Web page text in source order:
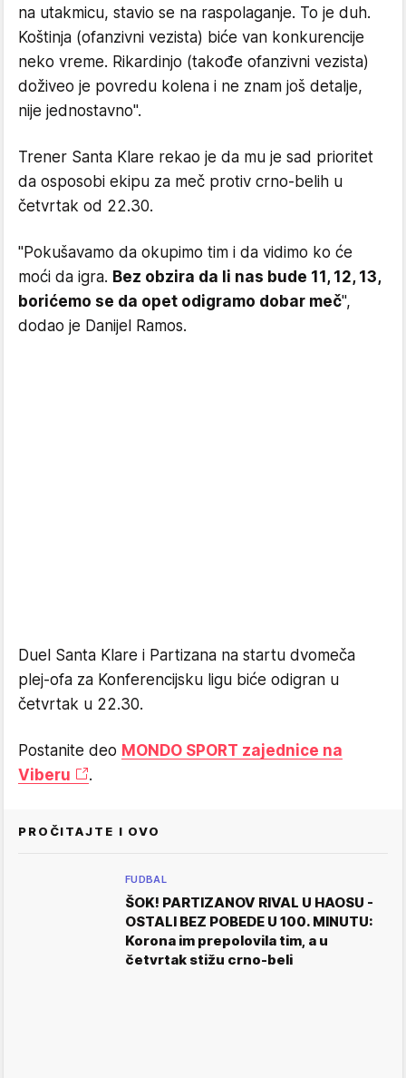
na utakmicu, stavio se na raspolaganje. To je duh.
Koštinja (ofanzivni vezista) biće van konkurencije
neko vreme. Rikardinjo (takođe ofanzivni vezista)
doživeo je povredu kolena i ne znam još detalje,
nije jednostavno".
Trener Santa Klare rekao je da mu je sad prioritet
da osposobi ekipu za meč protiv crno-belih u
četvrtak od 22.30.
"Pokušavamo da okupimo tim i da vidimo ko će
moći da igra. Bez obzira da li nas bude 11, 12, 13,
borićemo se da opet odigramo dobar meč",
dodao je Danijel Ramos.
Duel Santa Klare i Partizana na startu dvomeča
plej-ofa za Konferencijsku ligu biće odigran u
četvrtak u 22.30.
Postanite deo MONDO SPORT zajednice na
Viberu
.
PROČITAJTE I OVO
FUDBAL
ŠOK! PARTIZANOV RIVAL U HAOSU -
OSTALI BEZ POBEDE U 100. MINUTU:
Korona im prepolovila tim, a u
četvrtak stižu crno-beli